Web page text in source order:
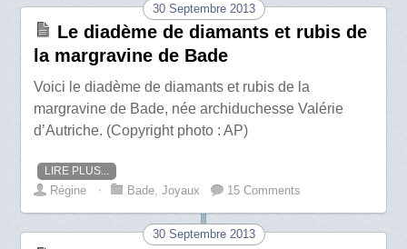
30 Septembre 2013
Le diadème de diamants et rubis de
la margravine de Bade
Voici le diadème de diamants et rubis de la
margravine de Bade, née archiduchesse Valérie
d’Autriche. (Copyright photo : AP)
LIRE PLUS...
Régine ⋅ Bade ,Joyaux 15 Comments
30 Septembre 2013